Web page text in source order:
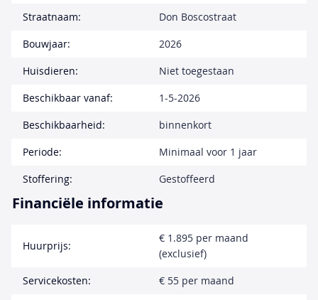
Straatnaam:
Don Boscostraat
Bouwjaar:
2026
Huisdieren:
Niet toegestaan
Beschikbaar vanaf:
1-5-2026
Beschikbaarheid:
binnenkort
Periode:
Minimaal voor 1 jaar
Stoffering:
Gestoffeerd
Financiële informatie
Huurprijs:
€ 1.895 per maand
(exclusief)
Servicekosten:
€ 55 per maand